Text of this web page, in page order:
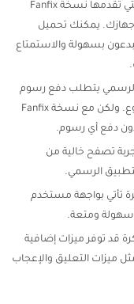
واحدة من أبرز الميزات التي تقدمها نسخة Fanfix
جهازك. يمكنك تحميل
بسهولة والاستمتاع
يتطلب دفع رسوم
اشتراك للوصول إلى المحتوى الحصري والمدفوع. ولكن مع نسخة Fanfix
دفع أي رسوم.
تصفح خالية من
الرسمي.
تأتي بواجهة مستخدم
سهولة ومتعة.
قد توفر ميزات إضافية
ميزات التعليق والإعجاب